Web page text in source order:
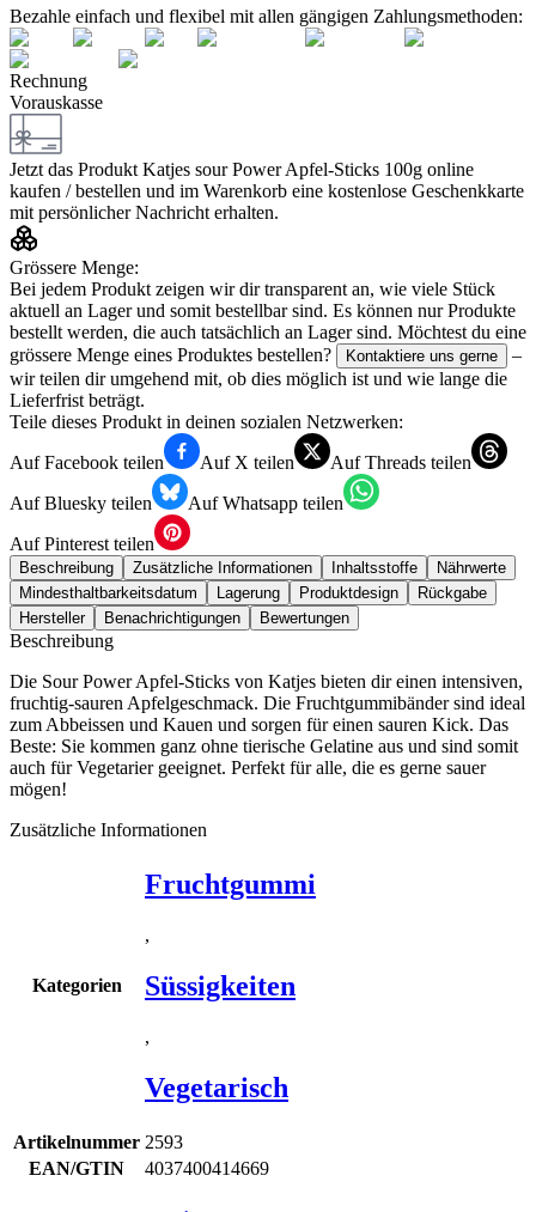
Bezahle einfach und flexibel mit allen gängigen Zahlungsmethoden:
Rechnung
Vorauskasse
Jetzt das Produkt Katjes sour Power Apfel-Sticks 100g online
kaufen / bestellen und im Warenkorb eine kostenlose Geschenkkarte
mit persönlicher Nachricht erhalten.
Grössere Menge:
Bei jedem Produkt zeigen wir dir transparent an, wie viele Stück
aktuell an Lager und somit bestellbar sind. Es können nur Produkte
bestellt werden, die auch tatsächlich an Lager sind. Möchtest du eine
grössere Menge eines Produktes bestellen?
Kontaktiere uns gerne
–
wir teilen dir umgehend mit, ob dies möglich ist und wie lange die
Lieferfrist beträgt.
Teile dieses Produkt in deinen sozialen Netzwerken:
Auf Facebook teilen
Auf X teilen
Auf Threads teilen
Auf Bluesky teilen
Auf Whatsapp teilen
Auf Pinterest teilen
Beschreibung Zusätzliche Informationen Inhaltsstoffe
Nährwerte
Mindesthaltbarkeitsdatum
Lagerung Produktdesign
Rückgabe
Hersteller
Benachrichtigungen Bewertungen
Beschreibung
Die Sour Power Apfel-Sticks von Katjes bieten dir einen intensiven,
fruchtig-sauren Apfelgeschmack. Die Fruchtgummibänder sind ideal
zum Abbeissen und Kauen und sorgen für einen sauren Kick. Das
Beste: Sie kommen ganz ohne tierische Gelatine aus und sind somit
auch für Vegetarier geeignet. Perfekt für alle, die es gerne sauer
mögen!
Zusätzliche Informationen
Kategorien
Fruchtgummi
,
Süssigkeiten
,
Vegetarisch
Artikelnummer 2593
EAN/GTIN
4037400414669